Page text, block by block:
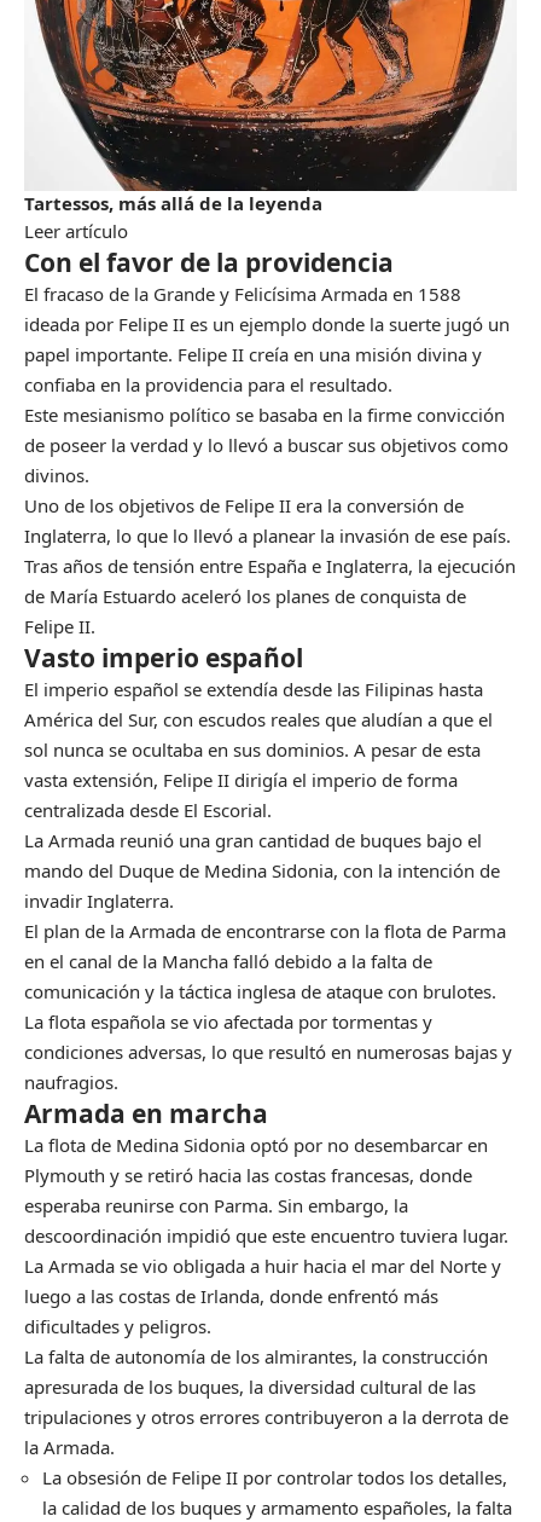
Tartessos, más allá de la leyenda
Leer artículo
Con el favor de la providencia
El fracaso de la Grande y Felicísima Armada en 1588
ideada por Felipe II es un ejemplo donde la suerte jugó un
papel importante. Felipe II creía en una misión divina y
confiaba en la providencia para el resultado.
Este mesianismo político se basaba en la firme convicción
de poseer la verdad y lo llevó a buscar sus objetivos como
divinos.
Uno de los objetivos de Felipe II era la conversión de
Inglaterra, lo que lo llevó a planear la invasión de ese país.
Tras años de tensión entre España e Inglaterra, la ejecución
de María Estuardo aceleró los planes de conquista de
Felipe II.
Vasto imperio español
El imperio español se extendía desde las Filipinas hasta
América del Sur, con escudos reales que aludían a que el
sol nunca se ocultaba en sus dominios. A pesar de esta
vasta extensión, Felipe II dirigía el imperio de forma
centralizada desde El Escorial.
La Armada reunió una gran cantidad de buques bajo el
mando del Duque de Medina Sidonia, con la intención de
invadir Inglaterra.
El plan de la Armada de encontrarse con la flota de Parma
en el canal de la Mancha falló debido a la falta de
comunicación y la táctica inglesa de ataque con brulotes.
La flota española se vio afectada por tormentas y
condiciones adversas, lo que resultó en numerosas bajas y
naufragios.
Armada en marcha
La flota de Medina Sidonia optó por no desembarcar en
Plymouth y se retiró hacia las costas francesas, donde
esperaba reunirse con Parma. Sin embargo, la
descoordinación impidió que este encuentro tuviera lugar.
La Armada se vio obligada a huir hacia el mar del Norte y
luego a las costas de Irlanda, donde enfrentó más
dificultades y peligros.
La falta de autonomía de los almirantes, la construcción
apresurada de los buques, la diversidad cultural de las
tripulaciones y otros errores contribuyeron a la derrota de
la Armada.
La obsesión de Felipe II por controlar todos los detalles,
la calidad de los buques y armamento españoles, la falta